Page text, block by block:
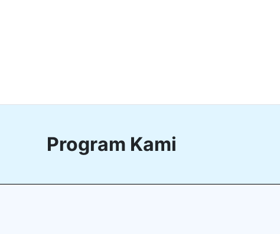
Program Kami